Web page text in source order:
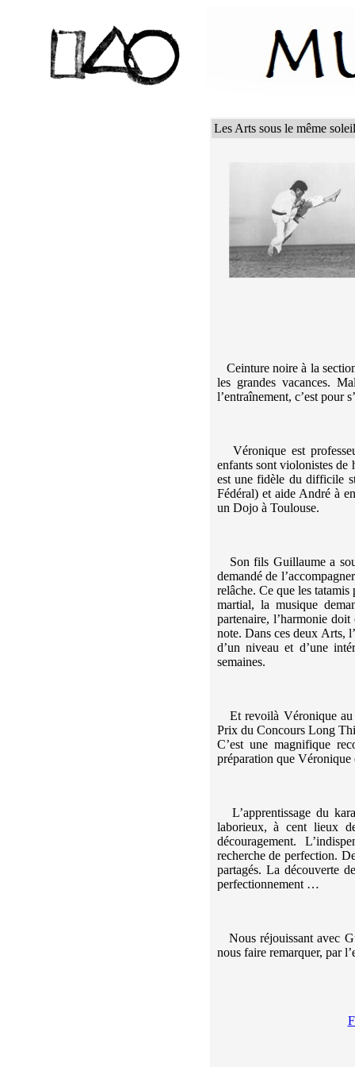
Les Arts sous le même soleil
Ceinture noire à la
les grandes vacances.
l’entraînement, c’est pour
Véronique est
enfants sont violonistes de
est une fidèle du difficile
Fédéral) et aide André à
un Dojo à Toulouse.
Son fils Guillaume a
demandé de
relâche. Ce que les
martial, la musique
partenaire, l’harmonie
note. Dans ces deux Arts,
d’un niveau et d’une
semaines.
Et revoilà Véronique au
Prix du Concours Long
C’est une magnifique
préparation que Véronique
L’apprentissage du
laborieux, à cent lieux
découragement.
recherche de perfection.
partagés. La découverte
perfectionnement …
Nous réjouissant avec
nous faire remarquer, par